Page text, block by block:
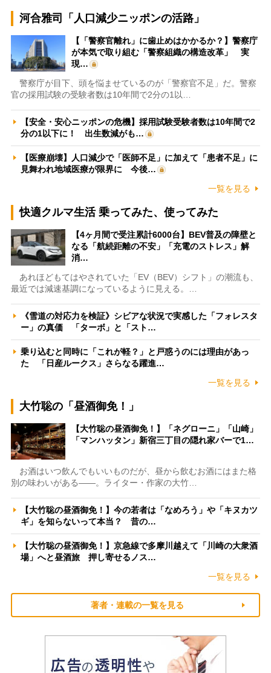
河合雅司「人口減少ニッポンの活路」
【「警察官離れ」に歯止めはかかるか？】警察庁
が本気で取り組む「警察組織の構造改革」 実
現…
警察庁が目下、頭を悩ませているのが「警察官不足」だ。警察
官の採用試験の受験者数は10年間で2分の1以…
【安全・安心ニッポンの危機】採用試験受験者数は10年間で2
分の1以下に！ 出生数減がも…
【医療崩壊】人口減少で「医師不足」に加えて「患者不足」に
見舞われ地域医療が限界に 今後…
一覧を見る
快適クルマ生活 乗ってみた、使ってみた
【4ヶ月間で受注累計6000台】BEV普及の障壁と
なる「航続距離の不安」「充電のストレス」解
消…
あれほどもてはやされていた「EV（BEV）シフト」の潮流も、
最近では減速基調になっているように見える。…
《雪道の対応力を検証》シビアな状況で実感した「フォレスタ
ー」の真価 「ターボ」と「スト…
乗り込むと同時に「これが軽？」と戸惑うのには理由があっ
た 「日産ルークス」さらなる躍進…
一覧を見る
大竹聡の「昼酒御免！」
【大竹聡の昼酒御免！】「ネグローニ」「山崎」
「マンハッタン」新宿三丁目の隠れ家バーで1…
お酒はいつ飲んでもいいものだが、昼から飲むお酒にはまた格
別の味わいがある――。ライター・作家の大竹…
【大竹聡の昼酒御免！】今の若者は「なめろう」や「キヌカツ
ギ」を知らないって本当？ 昔の…
【大竹聡の昼酒御免！】京急線で多摩川越えて「川崎の大衆酒
場」へと昼酒旅 押し寄せるノス…
一覧を見る
著者・連載の一覧を見る